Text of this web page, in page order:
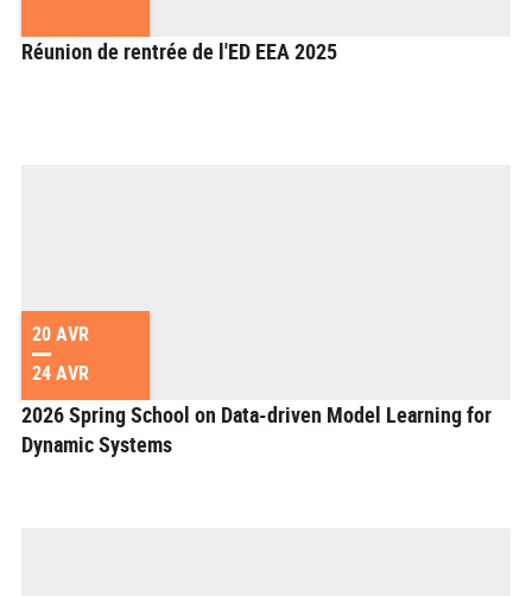
Réunion de rentrée de l'ED EEA 2025
20 AVR
24 AVR
2026 Spring School on Data-driven Model Learning for
Dynamic Systems